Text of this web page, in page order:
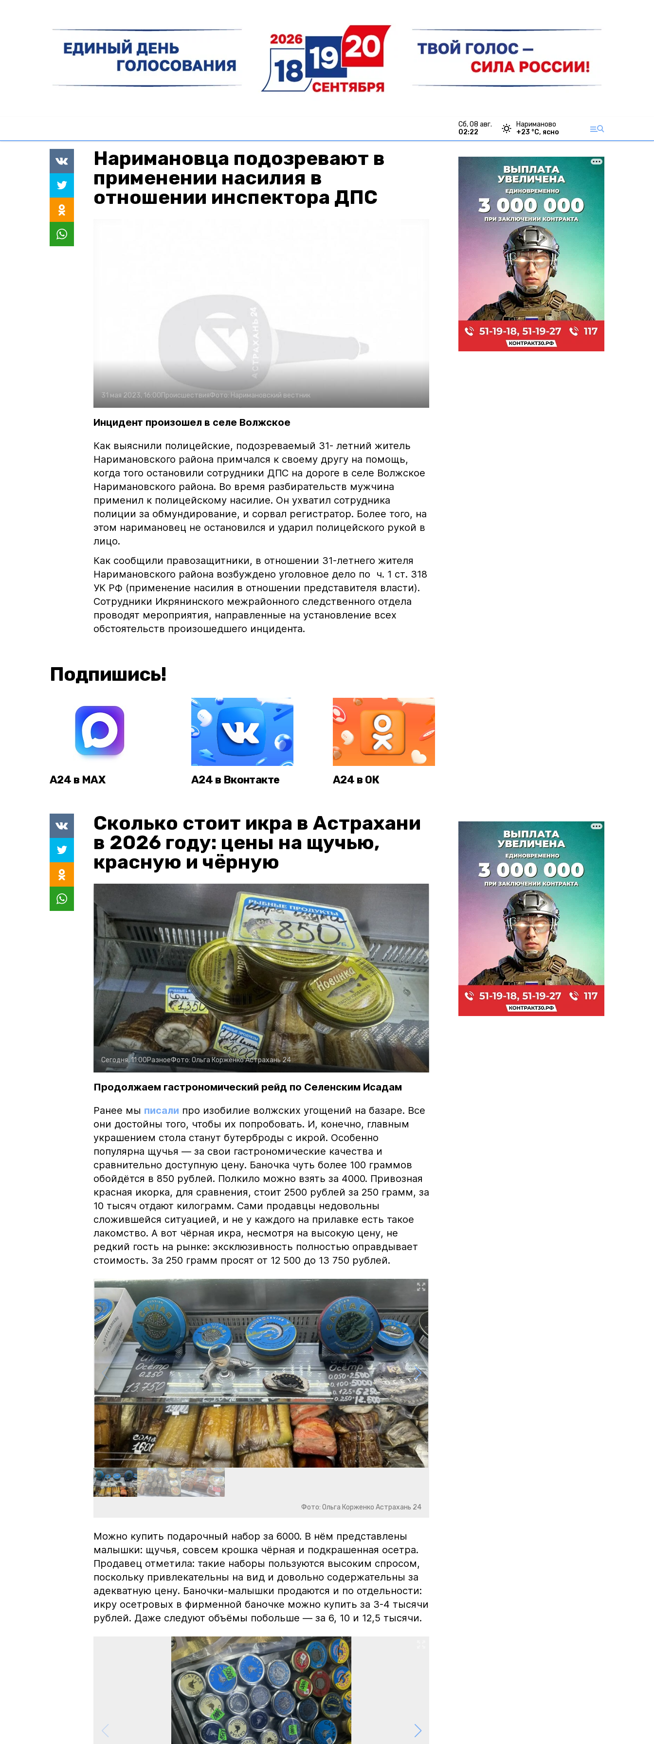
сб, 08 авг.
02:22
Нариманово
+23 °С, ясно
Наримановца подозревают в
применении насилия в
отношении инспектора ДПС
31 мая 2023, 16:00ПроисшествияФото: Наримановский вестник
Инцидент произошел в селе Волжское
Как выяснили полицейские, подозреваемый 31- летний житель
Наримановского района примчался к своему другу на помощь,
когда того остановили сотрудники ДПС на дороге в селе Волжское
Наримановского района. Во время разбирательств мужчина
применил к полицейскому насилие. Он ухватил сотрудника
полиции за обмундирование, и сорвал регистратор. Более того, на
этом наримановец не остановился и ударил полицейского рукой в
лицо.
Как сообщили правозащитники, в отношении 31-летнего жителя
Наримановского района возбуждено уголовное дело по ч. 1 ст. 318
УК РФ (применение насилия в отношении представителя власти).
Сотрудники Икрянинского межрайонного следственного отдела
проводят мероприятия, направленные на установление всех
обстоятельств произошедшего инцидента.
Подпишись!
А24 в MAX А24 в Вконтакте А24 в ОК
Сколько стоит икра в Астрахани
в 2026 году: цены на щучью,
красную и чёрную
Сегодня, 11:00РазноеФото: Ольга КорженкоАстрахань 24
Продолжаем гастрономический рейд по Селенским Исадам
Ранее мы писали про изобилие волжских угощений на базаре. Все
они достойны того, чтобы их попробовать. И, конечно, главным
украшением стола станут бутерброды с икрой. Особенно
популярна щучья — за свои гастрономические качества и
сравнительно доступную цену. Баночка чуть более 100 граммов
обойдётся в 850 рублей. Полкило можно взять за 4000. Привозная
красная икорка, для сравнения, стоит 2500 рублей за 250 грамм, за
10 тысяч отдают килограмм. Сами продавцы недовольны
сложившейся ситуацией, и не у каждого на прилавке есть такое
лакомство. А вот чёрная икра, несмотря на высокую цену, не
редкий гость на рынке: эксклюзивность полностью оправдывает
стоимость. За 250 грамм просят от 12 500 до 13 750 рублей.
Фото: Ольга Корженко Астрахань 24
Можно купить подарочный набор за 6000. В нём представлены
малышки: щучья, совсем крошка чёрная и подкрашенная осетра.
Продавец отметила: такие наборы пользуются высоким спросом,
поскольку привлекательны на вид и довольно содержательны за
адекватную цену. Баночки-малышки продаются и по отдельности:
икру осетровых в фирменной баночке можно купить за 3-4 тысячи
рублей. Даже следуют объёмы побольше — за 6, 10 и 12,5 тысячи.